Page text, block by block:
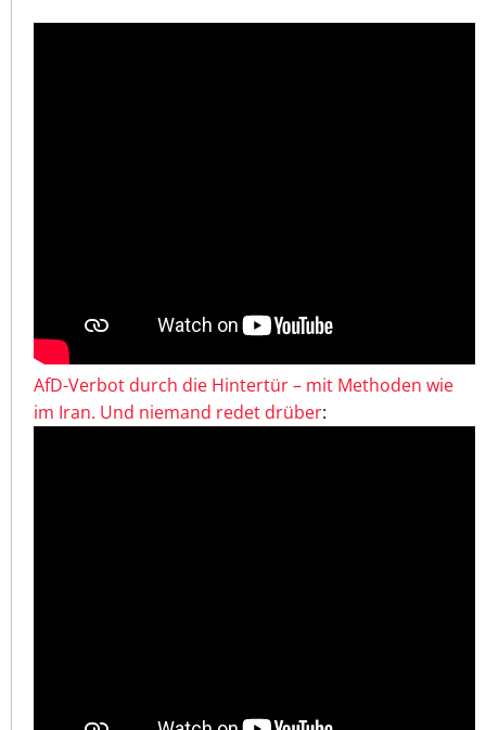
AfD-Verbot durch die Hintertür – mit Methoden wie
im Iran. Und niemand redet drüber: